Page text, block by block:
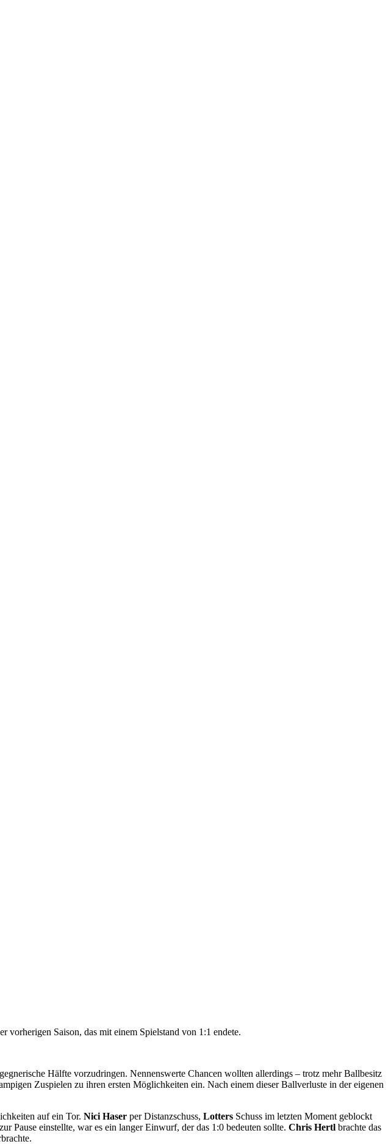
vorherigen Saison, das mit einem Spielstand von 1:1 endete.
Hälfte vorzudringen. Nennenswerte Chancen wollten allerdings – trotz mehr Ballbesitz
Zuspielen zu ihren ersten Möglichkeiten ein. Nach einem dieser Ballverluste in der eigenen
auf ein Tor. Nici Haser per Distanzschuss, Lotters Schuss im letzten Moment geblockt
Pause einstellte, war es ein langer Einwurf, der das 1:0 bedeuten sollte. Chris Hertl brachte das